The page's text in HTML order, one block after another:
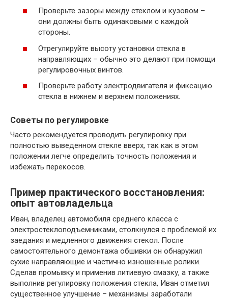
Проверьте зазоры между стеклом и кузовом –
они должны быть одинаковыми с каждой
стороны.
Отрегулируйте высоту установки стекла в
направляющих – обычно это делают при помощи
регулировочных винтов.
Проверьте работу электродвигателя и фиксацию
стекла в нижнем и верхнем положениях.
Советы по регулировке
Часто рекомендуется проводить регулировку при
полностью выведенном стекле вверх, так как в этом
положении легче определить точность положения и
избежать перекосов.
Пример практического восстановления:
опыт автовладельца
Иван, владелец автомобиля среднего класса с
электростеклоподъемниками, столкнулся с проблемой их
заедания и медленного движения стекол. После
самостоятельного демонтажа обшивки он обнаружил
сухие направляющие и частично изношенные ролики.
Сделав промывку и применив литиевую смазку, а также
выполнив регулировку положения стекла, Иван отметил
существенное улучшение – механизмы заработали